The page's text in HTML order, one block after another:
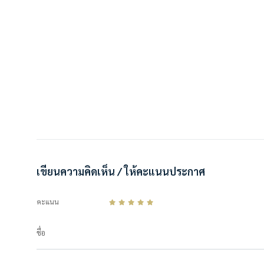
เขียนความคิดเห็น / ให้คะแนนประกาศ
คะแนน
ชื่อ